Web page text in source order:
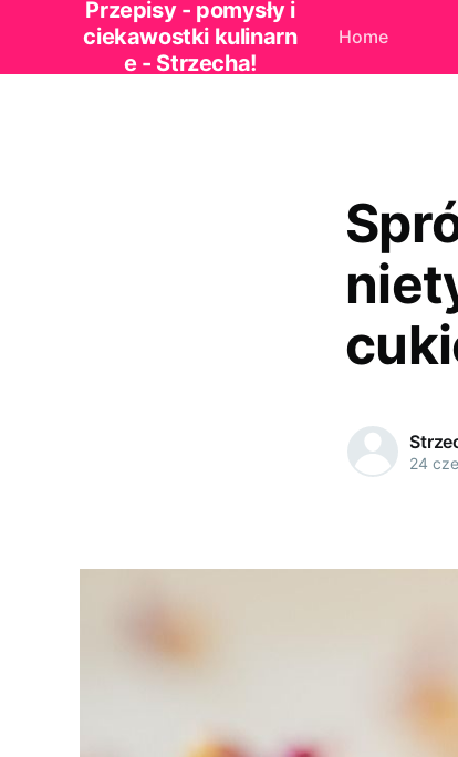
Przepisy - pomysły i
ciekawostki kulinarn
e - Strzecha!
Home
24